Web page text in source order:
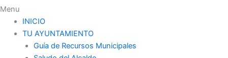
Menu
INICIO
TU AYUNTAMIENTO
Guía de Recursos Municipales